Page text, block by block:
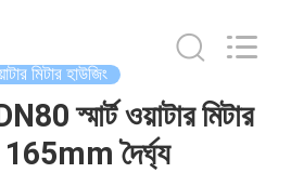
মিটার হাউজিং
স্মার্ট ওয়াটার মিটার
165mm দৈর্ঘ্য